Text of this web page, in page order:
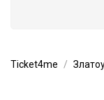
Ticket4me